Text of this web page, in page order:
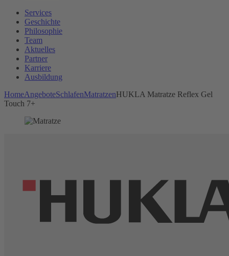
Services
Geschichte
Philosophie
Team
Aktuelles
Partner
Karriere
Ausbildung
HomeAngeboteSchlafenMatratzenHUKLA Matratze Reflex Gel
Touch 7+